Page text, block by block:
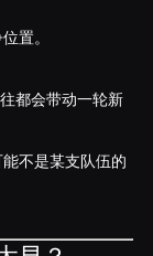
置。
都会带动一轮新
不是某支队伍的